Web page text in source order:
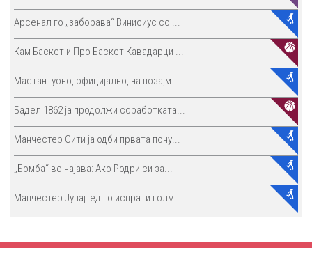
Арсенал го „заборава“ Винисиус со ...
Кам Баскет и Про Баскет Кавадарци ...
Мастантуоно, официјално, на позајм...
Бадел 1862 ја продолжи соработката...
Манчестер Сити ја одби првата пону...
„Бомба“ во најава: Ако Родри си за...
Манчестер Јунајтед го испрати голм...